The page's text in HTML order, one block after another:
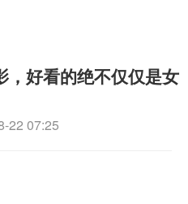
，好看的绝不仅仅是女
22 07:25